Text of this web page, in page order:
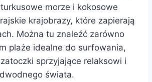
morze i kokosowe
krajobrazy, które zapierają
Można tu znaleźć zarówno
plaże idealne do surfowania,
sprzyjające relaksowi i
świata.